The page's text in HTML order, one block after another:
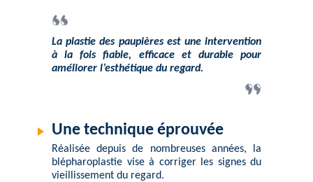
La plastie des paupières est une intervention
à la fois fiable, efficace et durable pour
améliorer l’esthétique du regard.
Une technique éprouvée
Réalisée depuis de nombreuses années, la
blépharoplastie vise à corriger les signes du
vieillissement du regard.